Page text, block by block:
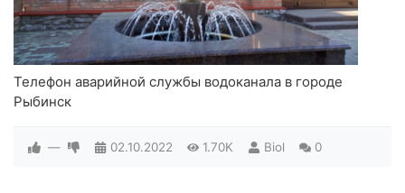
Телефон аварийной службы водоканала в городе
Рыбинск
— 02.10.2022 1.70K Biol 0